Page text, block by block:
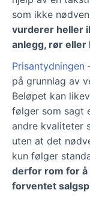
som ikke
vurderer heller
anlegg, rør
Prisantydningen
på grunnlag av
Beløpet kan
følger som sagt
andre kvaliteter
uten at det
kun følger
derfor rom for
forventet